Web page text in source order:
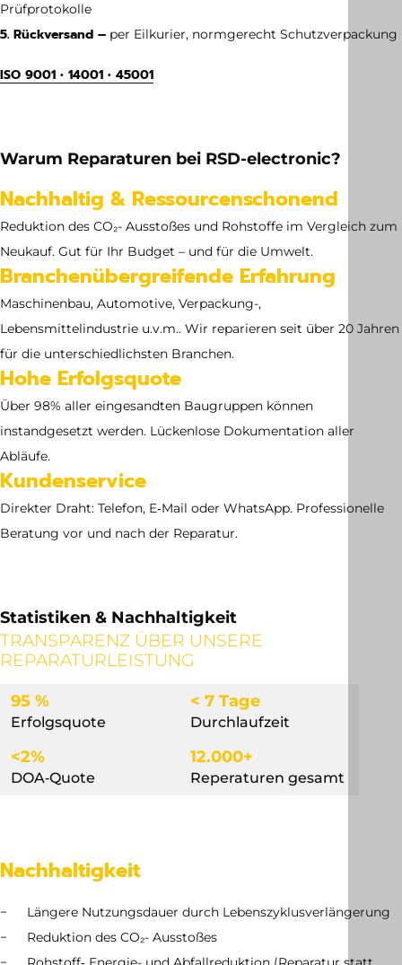
Prüfprotokolle
5. Rückversand – per Eilkurier, normgerecht Schutzverpackung
ISO 9001 • 14001 • 45001
Abmessung
Warum Reparaturen bei RSD-electronic?
Nachhaltig & Ressourcenschonend
Reduktion des CO₂- Ausstoßes und Rohstoffe im Vergleich zum
Neukauf. Gut für Ihr Budget – und für die Umwelt.
Branchenübergreifende Erfahrung
Maschinenbau, Automotive, Verpackung-,
Lebensmittelindustrie u.v.m.. Wir reparieren seit über 20 Jahren
für die unterschiedlichsten Branchen.
Hohe Erfolgsquote
Über 98% aller eingesandten Baugruppen können
instandgesetzt werden. Lückenlose Dokumentation aller
Abläufe.
Kundenservice
Direkter Draht: Telefon, E‑Mail oder WhatsApp. Professionelle
Beratung vor und nach der Reparatur.
Statistiken & Nachhaltigkeit
TRANSPARENZ ÜBER UNSERE
REPARATURLEISTUNG
95 %
Erfolgsquote
< 7 Tage
Durchlaufzeit
<2%
DOA‐Quote
12.000+
Reperaturen gesamt
Nachhaltigkeit
Längere Nutzungsdauer durch Lebenszyklusverlängerung
Reduktion des CO₂- Ausstoßes